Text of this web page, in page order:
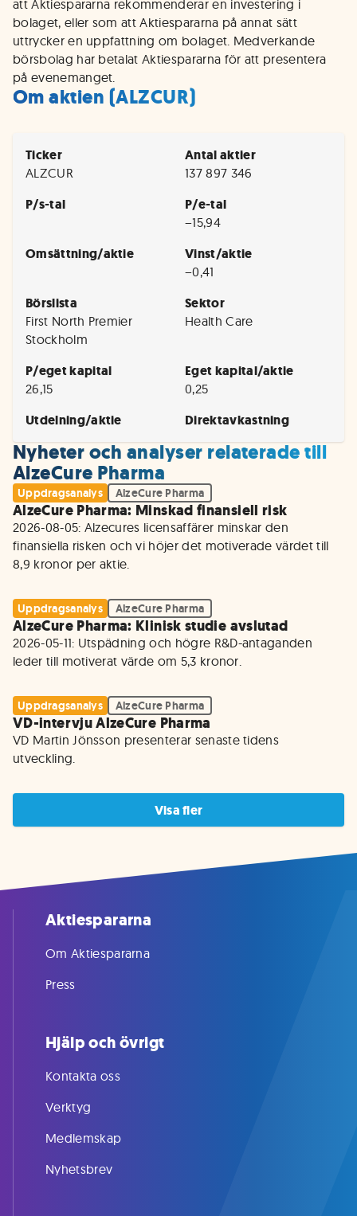
att Aktiespararna rekommenderar en investering i
bolaget, eller som att Aktiespararna på annat sätt
uttrycker en uppfattning om bolaget. Medverkande
börsbolag har betalat Aktiespararna för att presentera
på evenemanget.
Om aktien (ALZCUR)
Ticker
ALZCUR
Antal aktier
137 897 346
P/s-tal P/e-tal
−15,94
Omsättning/aktie Vinst/aktie
−0,41
Börslista
First North Premier
Stockholm
Sektor
Health Care
P/eget kapital
26,15
Eget kapital/aktie
0,25
Utdelning/aktie Direktavkastning
Nyheter och analyser relaterade till
AlzeCure Pharma
Uppdragsanalys AlzeCure Pharma
AlzeCure Pharma: Minskad finansiell risk
2026-08-05: Alzecures licensaffärer minskar den
finansiella risken och vi höjer det motiverade värdet till
8,9 kronor per aktie.
Uppdragsanalys AlzeCure Pharma
AlzeCure Pharma: Klinisk studie avslutad
2026-05-11: Utspädning och högre R&D-antaganden
leder till motiverat värde om 5,3 kronor.
Uppdragsanalys AlzeCure Pharma
VD-intervju AlzeCure Pharma
VD Martin Jönsson presenterar senaste tidens
utveckling.
Visa fler
Aktiespararna
Om Aktiespararna
Press
Hjälp och övrigt
Kontakta oss
Verktyg
Medlemskap
Nyhetsbrev